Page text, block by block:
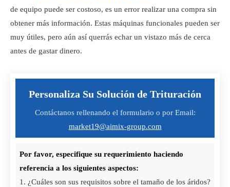
de equipo puede ser costoso, es un error realizar una compra sin
obtener más información. Estas máquinas funcionales pueden ser
muy útiles, pero aún así querrás echar un vistazo más de cerca
antes de gastar dinero.
Personaliza Su Solución de Trituración
Contáctanos rellenando el formulario o por Email:
market19@aimix-group.com
Por favor, especifique su requerimiento haciendo
referencia a los siguientes aspectos:
1. ¿Cuáles son sus requisitos sobre el tamaño de los áridos?